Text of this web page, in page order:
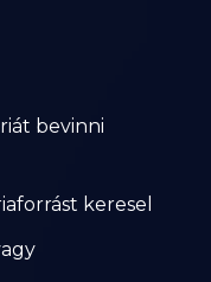
bevinni
keresel